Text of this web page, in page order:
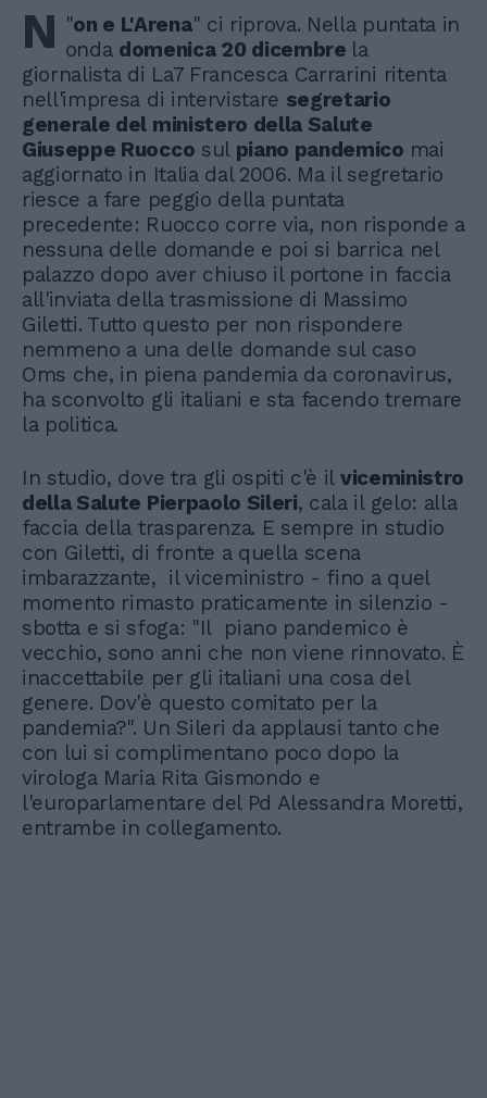
"
N on e L'Arena" ci riprova. Nella puntata in
onda domenica 20 dicembre la
giornalista di La7 Francesca Carrarini ritenta
nell'impresa di intervistare segretario
generale del ministero della Salute
Giuseppe Ruocco sul piano pandemico mai
aggiornato in Italia dal 2006. Ma il segretario
riesce a fare peggio della puntata
precedente: Ruocco corre via, non risponde a
nessuna delle domande e poi si barrica nel
palazzo dopo aver chiuso il portone in faccia
all'inviata della trasmissione di Massimo
Giletti. Tutto questo per non rispondere
nemmeno a una delle domande sul caso
Oms che, in piena pandemia da coronavirus,
ha sconvolto gli italiani e sta facendo tremare
la politica.
In studio, dove tra gli ospiti c'è il viceministro
della Salute Pierpaolo Sileri, cala il gelo: alla
faccia della trasparenza. E sempre in studio
con Giletti, di fronte a quella scena
imbarazzante, il viceministro - fino a quel
momento rimasto praticamente in silenzio -
sbotta e si sfoga: "Il piano pandemico è
vecchio, sono anni che non viene rinnovato. È
inaccettabile per gli italiani una cosa del
genere. Dov'è questo comitato per la
pandemia?". Un Sileri da applausi tanto che
con lui si complimentano poco dopo la
virologa Maria Rita Gismondo e
l'europarlamentare del Pd Alessandra Moretti,
entrambe in collegamento.